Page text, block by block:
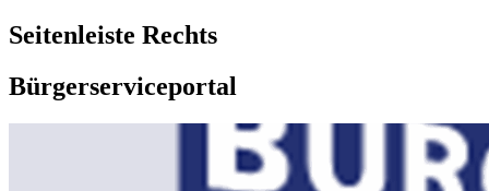
Seitenleiste Rechts
Bürgerserviceportal